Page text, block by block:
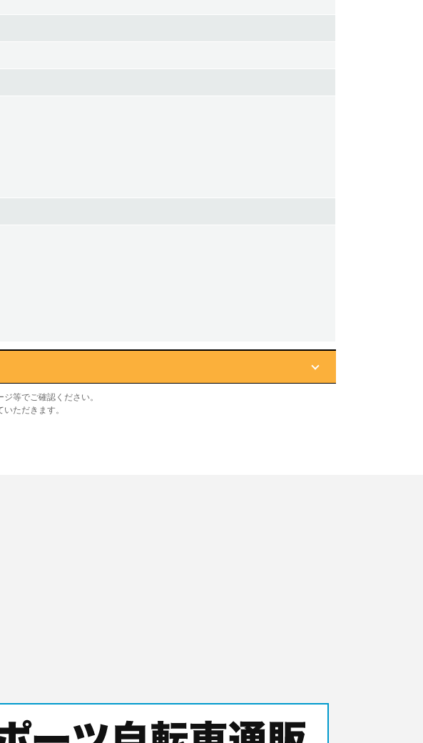
等でご確認ください。
ただきます。